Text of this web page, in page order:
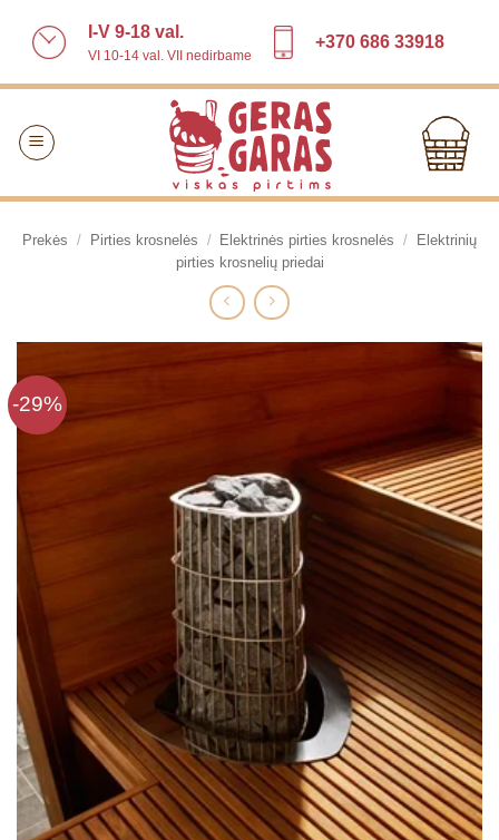
I-V 9-18 val.
VI 10-14 val. VII nedirbame
+370 686 33918
Prekės / Pirties krosnelės / Elektrinės pirties krosnelės /
Elektrinių
pirties krosnelių priedai
-29%